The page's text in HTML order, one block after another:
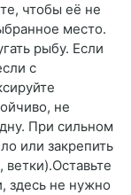
чтобы её не
место.
рыбу. Если
с
не
При сильном
или закрепить
здесь не нужно